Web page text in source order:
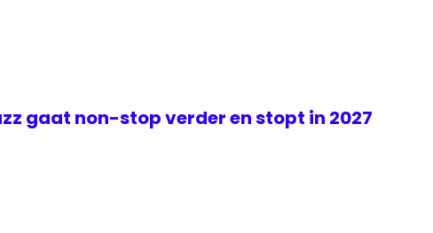
gaat non-stop verder en stopt in 2027